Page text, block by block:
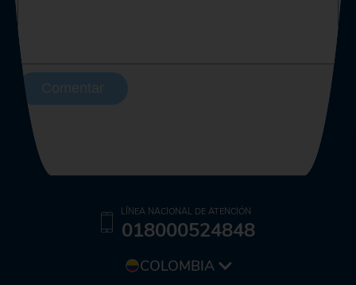
COLOMBIA
LÍNEA NACIONAL DE ATENCIÓN
018000524848